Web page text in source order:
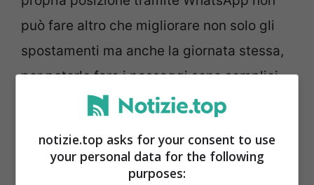
può fare altro che migliorare non solo gli
spostamenti ma anche la giornata stessa,
per poterlo fare i passaggi sono semplici.
notizie.top asks for your consent to use
your personal data for the following
purposes: